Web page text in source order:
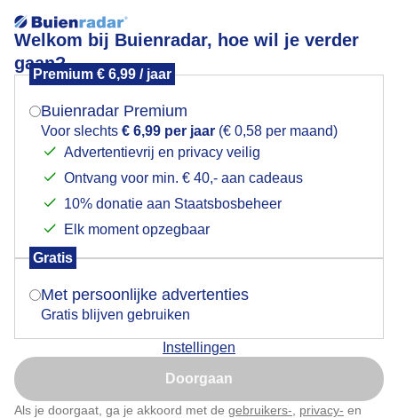
Welkom bij Buienradar, hoe wil je verder
gaan?
Premium € 6,99 / jaar
Buienradar Premium
Voor slechts € 6,99 per jaar (€ 0,58 per maand)
Advertentievrij en privacy veilig
Ontvang voor min. € 40,- aan cadeaus
10% donatie aan Staatsbosbeheer
Elk moment opzegbaar
Gratis
Met persoonlijke advertenties
Gratis blijven gebruiken
Instellingen
Doorgaan
Als je doorgaat, ga je akkoord met de gebruikers- privacy- en
Geregeld breekt de lucht open
Mogen we je locatie gebruiken voor het
Indien je hier nog geen akkoord op hebt gegeven,
verschijnt er zo een pop-up uit je browser waarin
Is goed, toon de popup
Nu niet, misschien later
Klik hierom dit aan te passen